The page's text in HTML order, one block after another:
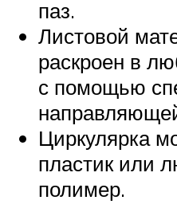
паз.
Листовой
раскроен в
с помощью
Циркулярка
пластик или
полимер.